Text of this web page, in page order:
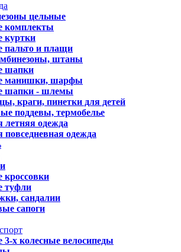
цельные
комплекты
куртки
пальто и плащи
штаны
шапки
манишки, шарфы
шапки - шлемы
краги, пинетки для детей
поддевы, термобелье
летняя одежда
повседневная одежда
кроссовки
туфли
сандалии
сапоги
3-х колесные велосипеды